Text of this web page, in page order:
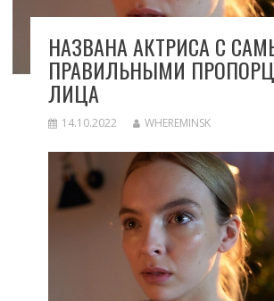
НАЗВАНА АКТРИСА С
ПРАВИЛЬНЫМИ
ЛИЦА
14.10.2022 WHEREMINSK